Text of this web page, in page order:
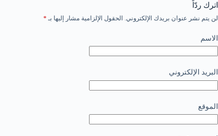
اترك ردّاً
لن يتم نشر عنوان بريدك الإلكتروني. الحقول الإلزامية مشار إليها بـ *
الاسم
البريد الإلكتروني
الموقع